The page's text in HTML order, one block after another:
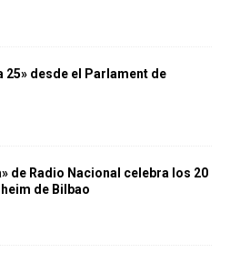
25» desde el Parlament de
de Radio Nacional celebra los 20
de Bilbao